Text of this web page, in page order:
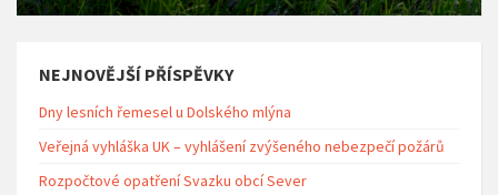
NEJNOVĚJŠÍ PŘÍSPĚVKY
Dny lesních řemesel u Dolského mlýna
Veřejná vyhláška UK – vyhlášení zvýšeného nebezpečí požárů
Rozpočtové opatření Svazku obcí Sever